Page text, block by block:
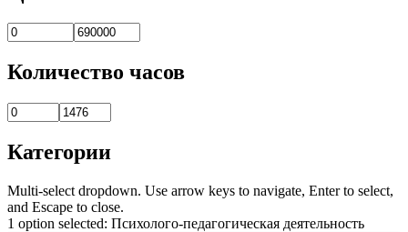
Количество часов
Категории
Multi-select dropdown. Use arrow keys to navigate, Enter to select,
and Escape to close.
1 option selected: Психолого-педагогическая деятельность